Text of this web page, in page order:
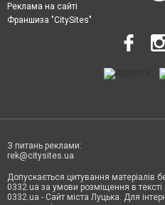
Реклама на сайті
Франшиза "CitySites"
З питань реклами:
rek@citysites.ua
Допускається цитування матеріалів
0332.ua за умови розміщення в
0332.ua - Сайт міста Луцька. Для